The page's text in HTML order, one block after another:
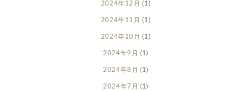
2024年12月 (1)
2024年11月 (1)
2024年10月 (1)
2024年9月 (1)
2024年8月 (1)
2024年7月 (1)